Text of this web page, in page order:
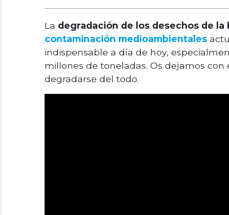
La degradación de los desechos de la
contaminación medioambientales
indispensable a día de hoy,
millones de toneladas. Os dejamos
degradarse del todo.